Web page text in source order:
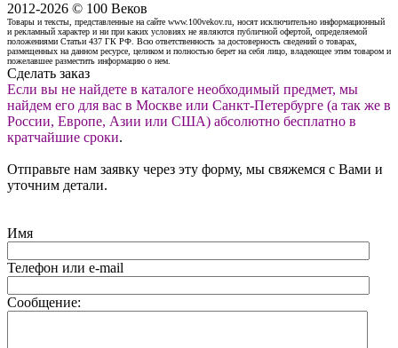
2012-2026 © 100 Веков
Товары и тексты, представленные на сайте www.100vekov.ru, носят исключительно информационный
и рекламный характер и ни при каких условиях не являются публичной офертой, определяемой
положениями Статьи 437 ГК РФ. Всю ответственность за достоверность сведений о товарах,
размещенных на данном ресурсе, целиком и полностью берет на себя лицо, владеющее этим товаром и
пожелавшее разместить информацию о нем.
Сделать заказ
Если вы не найдете в каталоге необходимый предмет, мы
найдем его для вас в Москве или Санкт-Петербурге (а так же в
России, Европе, Азии или США) абсолютно бесплатно в
кратчайшие сроки.
Отправьте нам заявку через эту форму, мы свяжемся с Вами и
уточним детали.
Имя
Телефон или e-mail
Сообщение: